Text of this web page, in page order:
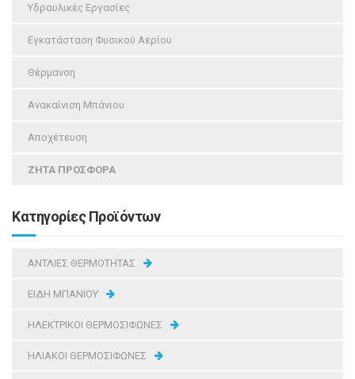
Υδραυλικές Εργασίες
Εγκατάσταση Φυσικού Αερίου
Θέρμανση
Ανακαίνιση Μπάνιου
Αποχέτευση
ΖΗΤΑ ΠΡΟΣΦΟΡΑ
Κατηγορίες Προϊόντων
ΑΝΤΛΙΕΣ ΘΕΡΜΟΤΗΤΑΣ
ΕΙΔΗ ΜΠΑΝΙΟΥ
ΗΛΕΚΤΡΙΚΟΙ ΘΕΡΜΟΣΙΦΩΝΕΣ
ΗΛΙΑΚΟΙ ΘΕΡΜΟΣΙΦΩΝΕΣ